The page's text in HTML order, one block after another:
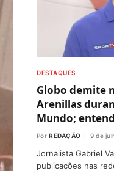
DESTAQUES
Globo demite
Arenillas
Mundo;
Por REDAÇÃO 9 de
Jornalista Gabriel
publicações nas